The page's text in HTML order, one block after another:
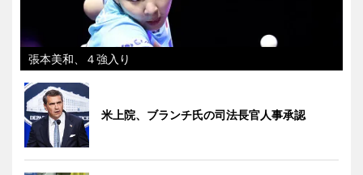
張本美和、４強入り
米上院、ブランチ氏の司法長官人事承認